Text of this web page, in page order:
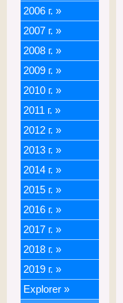
2006 г. »
2007 г. »
2008 г. »
2009 г. »
2010 г. »
2011 г. »
2012 г. »
2013 г. »
2014 г. »
2015 г. »
2016 г. »
2017 г. »
2018 г. »
2019 г. »
Explorer »